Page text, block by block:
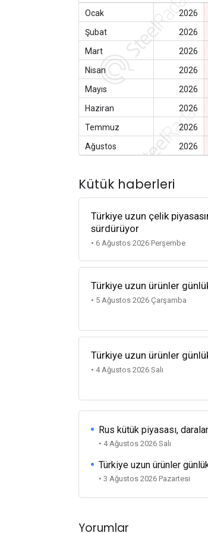
Ocak 2026
Şubat
2026
Mart
2026
Nisan
2026
Mayıs
2026
Haziran
2026
Temmuz
2026
Ağustos
2026
Kütük haberleri
Türkiye uzun çelik
sürdürüyor
• 6 Ağustos 2026 Perşembe
Türkiye uzun ürünler
• 5 Ağustos 2026 Çarşamba
Türkiye uzun ürünler
• 4 Ağustos 2026 Salı
Rus kütük piyasası,
• 4 Ağustos 2026 Salı
Türkiye uzun ürünler
• 3 Ağustos 2026 Pazartesi
Yorumlar